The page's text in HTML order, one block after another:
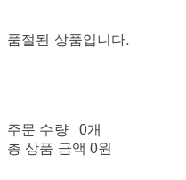
품절된 상품입니다.
주문 수량
0개
총 상품 금액 0원